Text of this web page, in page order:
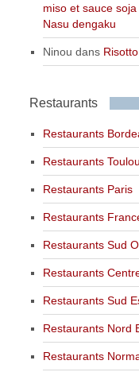
miso et sauce
Nasu dengaku
Ninou dans
Restaurants
Restaurants
Restaurants
Restaurants Paris
Restaurants
Restaurants Sud
Restaurants
Restaurants Sud
Restaurants Nord
Restaurants